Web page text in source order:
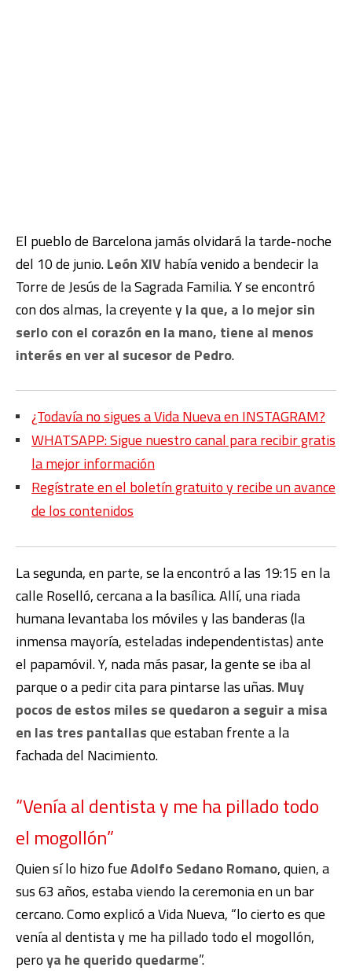
El pueblo de Barcelona jamás olvidará la tarde-noche
del 10 de junio.León XIVhabía venido a bendecir la
Torre de Jesús de la Sagrada Familia. Y se encontró
con dos almas, la creyente yla que, a lo mejor sin
serlo con el corazón en la mano, tiene al menos
interés en ver al sucesor de Pedro.
¿Todavía no sigues a Vida Nueva en INSTAGRAM?
WHATSAPP: Sigue nuestro canal para recibir gratis
la mejor información
Regístrate en el boletín gratuito y recibe un avance
de los contenidos
La segunda, en parte, se la encontró a las 19:15 en la
calle Roselló, cercana a la basílica. Allí, una riada
humana levantaba los móviles y las banderas (la
inmensa mayoría, esteladas independentistas) ante
el papamóvil. Y, nada más pasar, la gente se iba al
parque o a pedir cita para pintarse las uñas.Muy
pocos de estos miles se quedaron a seguir a misa
en las tres pantallasque estaban frente a la
fachada del Nacimiento.
“Venía al dentista y me ha pillado todo
el mogollón”
Quien sí lo hizo fueAdolfo Sedano Romano, quien, a
sus 63 años, estaba viendo la ceremonia en un bar
cercano. Como explicó a Vida Nueva, “lo cierto es que
venía al dentista y me ha pillado todo el mogollón,
peroya he querido quedarme”.